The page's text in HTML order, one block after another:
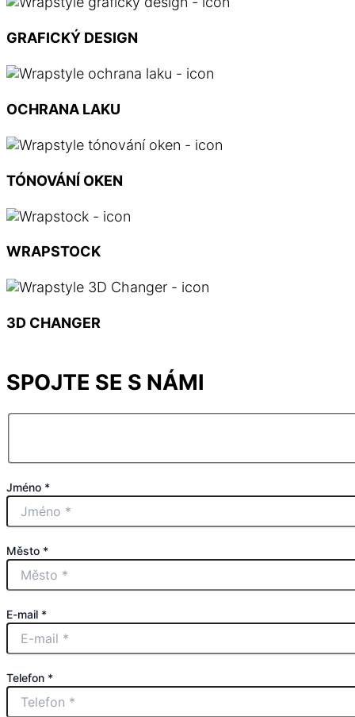
GRAFICKÝ DESIGN
OCHRANA LAKU
TÓNOVÁNÍ OKEN
WRAPSTOCK
3D CHANGER
SPOJTE SE S NÁMI
Jméno *
Město *
E-mail *
Telefon *